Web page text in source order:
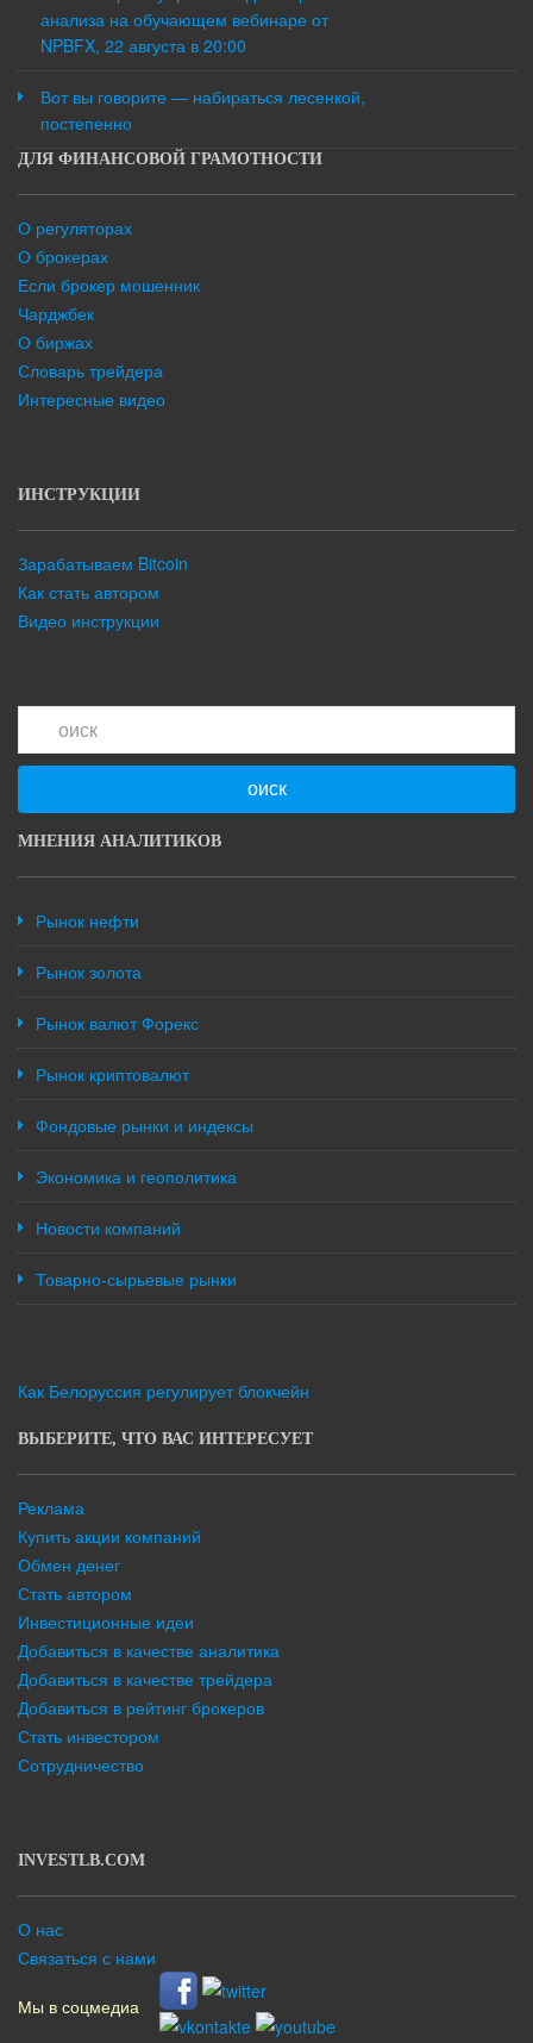
анализа на обучающем вебинаре от
NPBFX, 22 августа в 20:00
Вот вы говорите — набираться лесенкой,
постепенно
ДЛЯ ФИНАНСОВОЙ ГРАМОТНОСТИ
О регуляторах
О брокерах
Если брокер мошенник
Чарджбек
О биржах
Словарь трейдера
Интересные видео
ИНСТРУКЦИИ
Зарабатываем Bitcoin
Как стать автором
Видео инструкции
оиск
МНЕНИЯ АНАЛИТИКОВ
Рынок нефти
Рынок золота
Рынок валют Форекс
Рынок криптовалют
Фондовые рынки и индексы
Экономика и геополитика
Новости компаний
Товарно-сырьевые рынки
Как Белоруссия регулирует блокчейн
ВЫБЕРИТЕ, ЧТО ВАС ИНТЕРЕСУЕТ
Реклама
Купить акции компаний
Обмен денег
Стать автором
Инвестиционные идеи
Добавиться в качестве аналитика
Добавиться в качестве трейдера
Добавиться в рейтинг брокеров
Стать инвестором
Сотрудничество
INVESTLB.COM
О нас
Связаться с нами
Мы в соцмедиа